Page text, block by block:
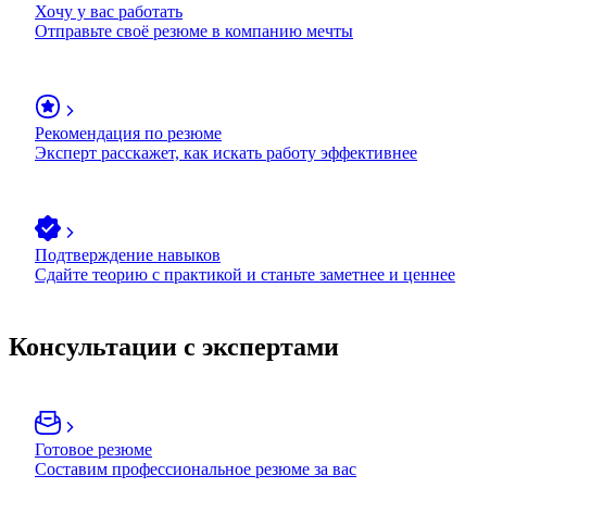
Хочу у вас работать
Отправьте своё резюме в компанию мечты
Рекомендация по резюме
Эксперт расскажет, как искать работу эффективнее
Подтверждение навыков
Сдайте теорию с практикой и станьте заметнее и ценнее
Консультации с экспертами
Готовое резюме
Составим профессиональное резюме за вас